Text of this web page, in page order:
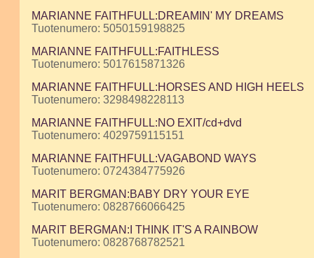
MARIANNE FAITHFULL:DREAMIN' MY DREAMS
Tuotenumero: 5050159198825
MARIANNE FAITHFULL:FAITHLESS
Tuotenumero: 5017615871326
MARIANNE FAITHFULL:HORSES AND HIGH HEELS
Tuotenumero: 3298498228113
MARIANNE FAITHFULL:NO EXIT/cd+dvd
Tuotenumero: 4029759115151
MARIANNE FAITHFULL:VAGABOND WAYS
Tuotenumero: 0724384775926
MARIT BERGMAN:BABY DRY YOUR EYE
Tuotenumero: 0828766066425
MARIT BERGMAN:I THINK IT'S A RAINBOW
Tuotenumero: 0828768782521